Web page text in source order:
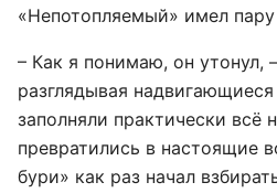
«Непотопляемый» имел пару
– Как я понимаю, он утонул,
разглядывая
заполняли практически всё
превратились в настоящие
бури» как раз начал